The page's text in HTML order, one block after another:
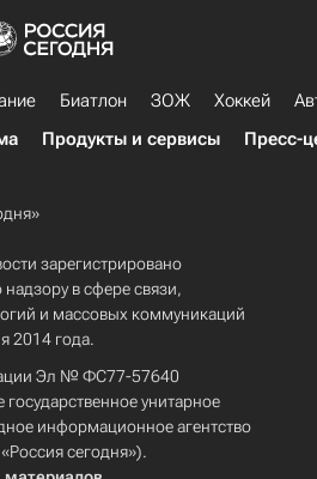
Биатлон ЗОЖ Хоккей
Продукты и сервисы Пресс-
зарегистрировано
в сфере связи,
и массовых коммуникаций
2014 года.
Эл № ФС77-57640
унитарное
информационное агентство
сегодня»).